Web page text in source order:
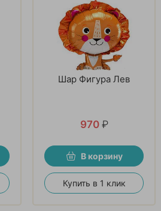
Шар Фигура Лев
970 ₽
В корзину
Купить в 1 клик